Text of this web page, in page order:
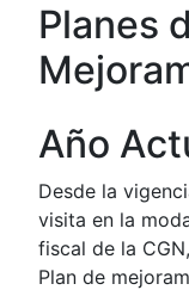
Planes
Año
Desde la
visita en la
fiscal de la
Plan de